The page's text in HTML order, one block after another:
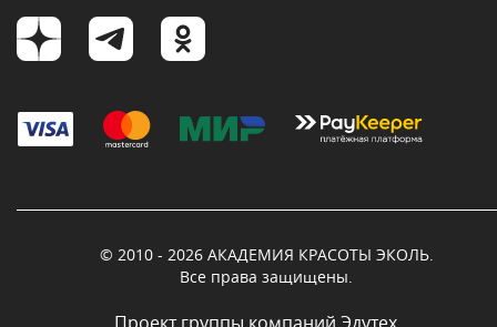
© 2010 - 2026 АКАДЕМИЯ КРАСОТЫ ЭКОЛЬ.
Все права защищены.